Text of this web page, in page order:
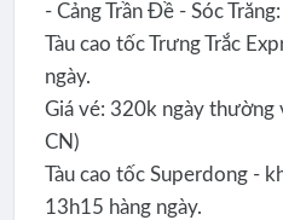
- Cảng Trần Đề - Sóc Trăng:
Tàu cao tốc Trưng Trắc
ngày.
Giá vé: 320k ngày thường
CN)
Tàu cao tốc Superdong -
13h15 hàng ngày.